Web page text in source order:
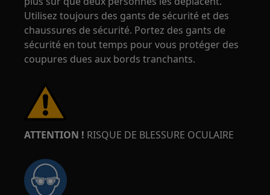
Utilisez toujours des gants de sécurité et des
chaussures de sécurité. Portez des gants de
sécurité en tout temps pour vous protéger des
coupures dues aux bords tranchants.
ATTENTION ! RISQUE DE BLESSURE OCULAIRE